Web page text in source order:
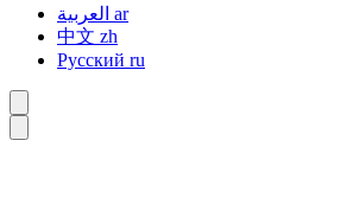
ar
中文 zh
Русский ru